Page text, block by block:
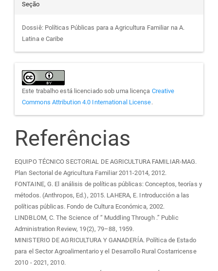
Seção
Dossiê: Políticas Públicas para a Agricultura Familiar na A.
Latina e Caribe
Este trabalho está licenciado sob uma licença Creative
Commons Attribution 4.0 International License.
Referências
EQUIPO TÉCNICO SECTORIAL DE AGRICULTURA FAMILIAR-MAG.
Plan Sectorial de Agricultura Familiar 2011-2014, 2012.
FONTAINE, G. El análisis de políticas públicas: Conceptos, teorías y
métodos. (Anthropos, Ed.), 2015. LAHERA, E. Introducción a las
políticas públicas. Fondo de Cultura Económica, 2002.
LINDBLOM, C. The Science of “ Muddling Through .” Public
Administration Review, 19(2), 79–88, 1959.
MINISTERIO DE AGRICULTURA Y GANADERÍA. Política de Estado
para el Sector Agroalimentario y el Desarrollo Rural Costarricense
2010 - 2021, 2010.